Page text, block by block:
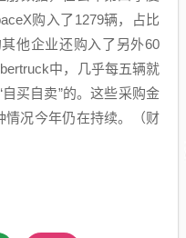
购入了1279辆，占比
他企业还购入了另外60
中，几乎每五辆就
买自卖”的。这些采购金
情况今年仍在持续。（财